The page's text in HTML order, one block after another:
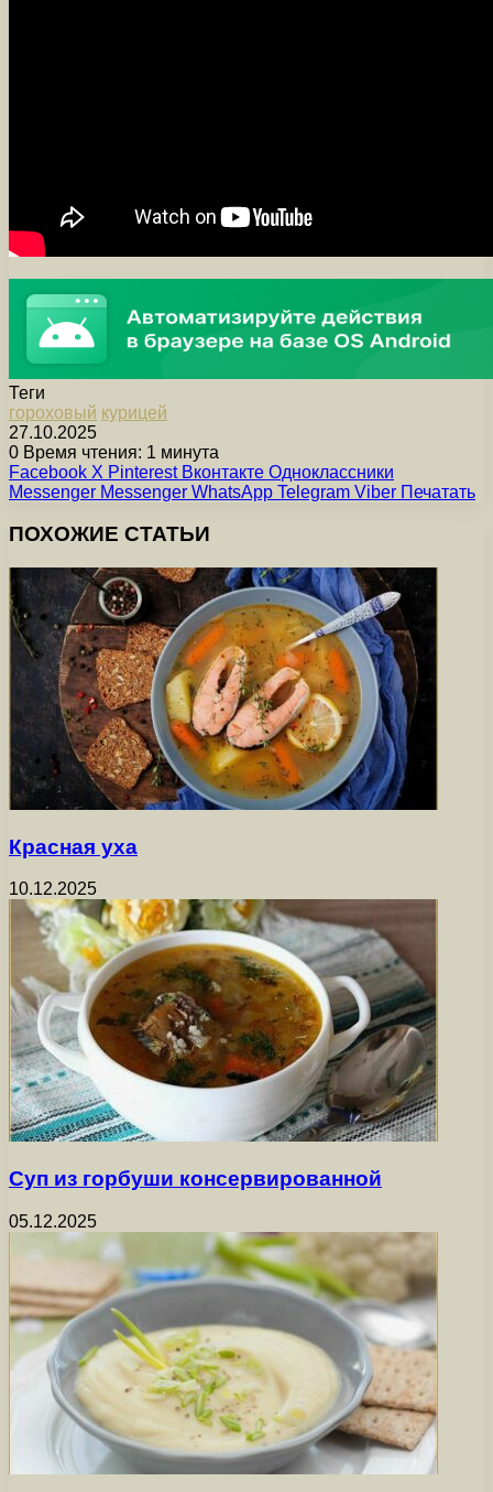
Теги
гороховый курицей
27.10.2025
0 Время чтения: 1 минута
Facebook X Pinterest Вконтакте Одноклассники
Messenger Messenger WhatsApp Telegram Viber Печатать
ПОХОЖИЕ СТАТЬИ
Красная уха
10.12.2025
Суп из горбуши консервированной
05.12.2025